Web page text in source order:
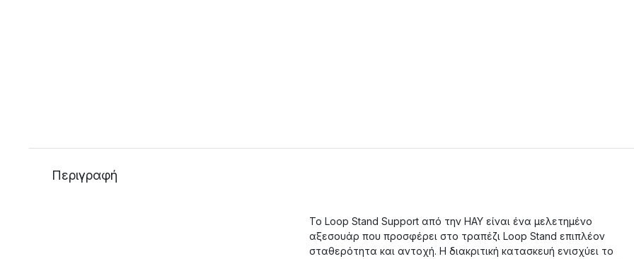
Περιγραφή
Το Loop Stand Support από την HAY είναι ένα μελετημένο
αξεσουάρ που προσφέρει στο τραπέζι Loop Stand επιπλέον
σταθερότητα και αντοχή. Η διακριτική κατασκευή ενισχύει το